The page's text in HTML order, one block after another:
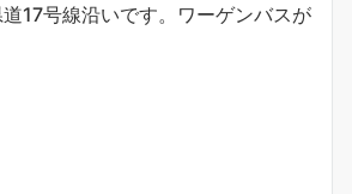
17号線沿いです。ワーゲンバスが